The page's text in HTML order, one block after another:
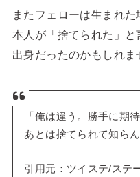
またフェローは生まれた
本人が「捨てられた」
出身だったのかもしれま
「俺は違う。勝手に期
あとは捨てられて知らん
引用元：ツイステ/ステ